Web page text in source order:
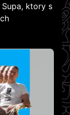
ktory s